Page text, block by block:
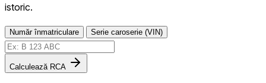
istoric.
Număr înmatriculare Serie caroserie (VIN)
Calculează RCA